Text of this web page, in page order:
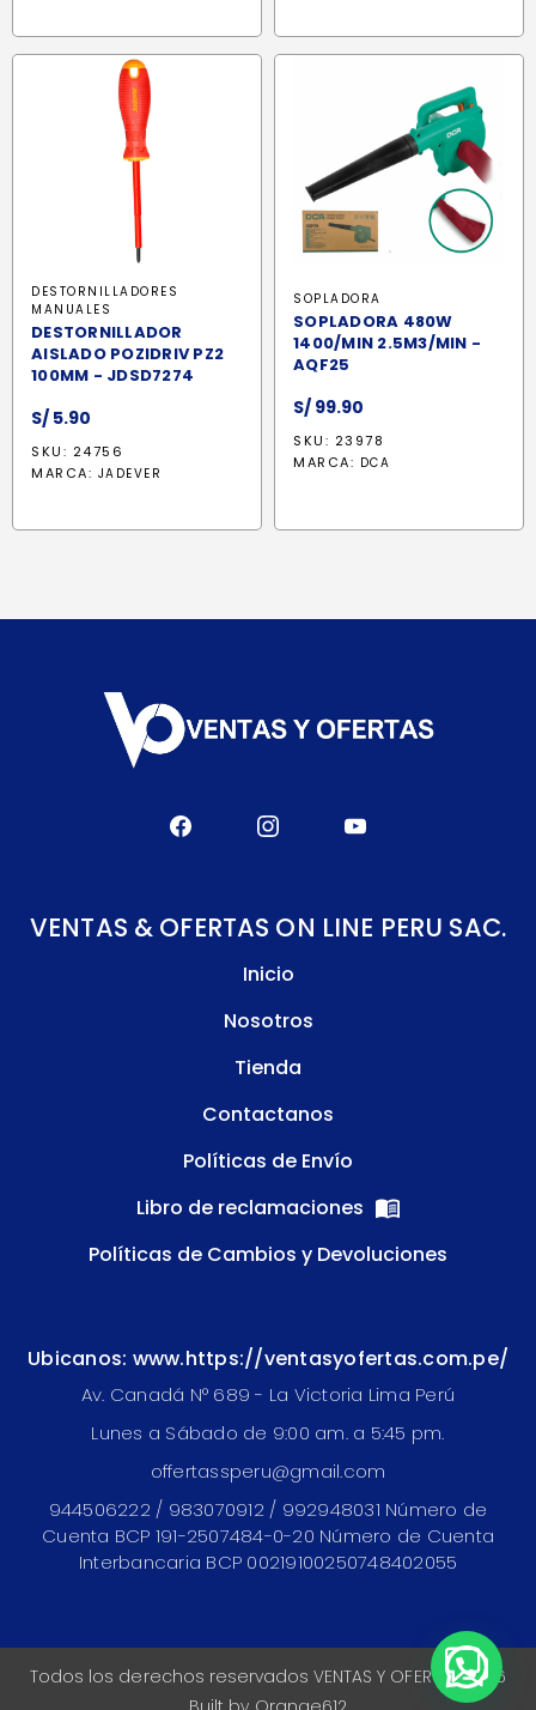
DESTORNILLADORES
MANUALES
DESTORNILLADOR
AISLADO POZIDRIV PZ2
100MM - JDSD7274
S/ 5.90
SKU: 24756
MARCA: JADEVER
SOPLADORA
SOPLADORA 480W
1400/MIN 2.5M3/MIN -
AQF25
S/ 99.90
SKU: 23978
MARCA: DCA
VENTAS & OFERTAS ON LINE PERU SAC.
Inicio
Nosotros
Tienda
Contactanos
Políticas de Envío
Libro de reclamaciones
Políticas de Cambios y Devoluciones
Ubicanos: www.https://ventasyofertas.com.pe/
Av. Canadá N° 689 - La Victoria Lima Perú
Lunes a Sábado de 9:00 am. a 5:45 pm.
offertassperu@gmail.com
944506222 / 983070912 / 992948031 Número de
Cuenta BCP 191-2507484-0-20 Número de Cuenta
Interbancaria BCP 00219100250748402055
Todos los derechos reservados VENTAS Y OFERTAS 2026